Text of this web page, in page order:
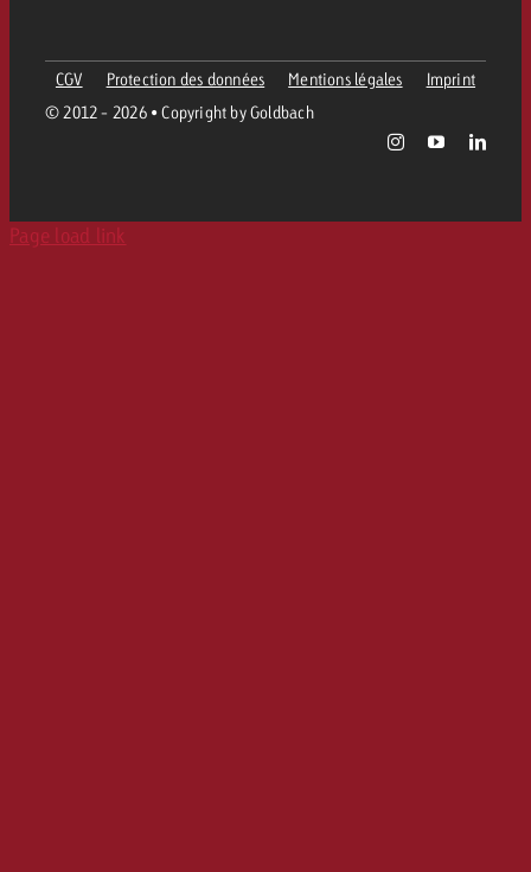
© 2012 - 2026 • Copyright by Goldbach
CGV Protection des données Mentions légales Imprint
Page load link